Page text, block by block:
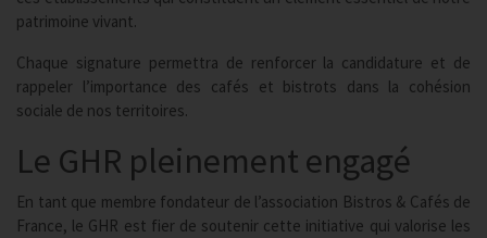
patrimoine vivant.
Chaque signature permettra de renforcer la candidature et de
rappeler l’importance des cafés et bistrots dans la cohésion
sociale de nos territoires.
Le GHR pleinement engagé
En tant que membre fondateur de l’association Bistros & Cafés de
France, le GHR est fier de soutenir cette initiative qui valorise les